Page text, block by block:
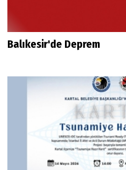
Balıkesir'de Deprem